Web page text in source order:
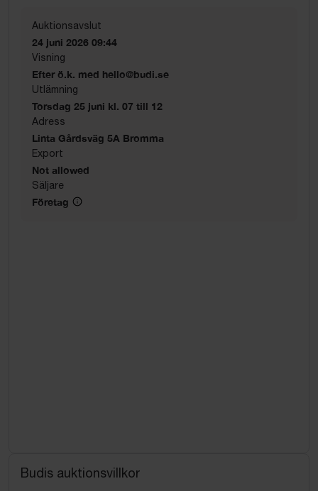
Auktionsavslut
24 juni 2026 09:44
Visning
Efter ö.k. med hello@budi.se
Utlämning
Torsdag 25 juni kl. 07 till 12
Adress
Linta Gårdsväg 5A Bromma
Export
Not allowed
Säljare
Företag
Budis auktionsvillkor